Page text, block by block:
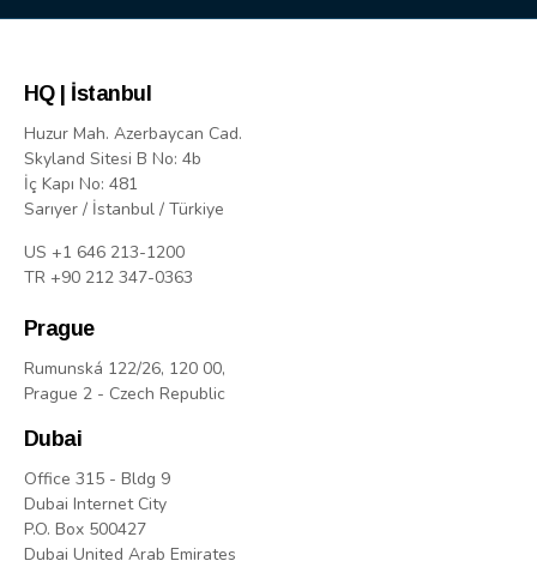
HQ | İstanbul
Huzur Mah. Azerbaycan Cad.
Skyland Sitesi B No: 4b
İç Kapı No: 481
Sarıyer / İstanbul / Türkiye
US +1 646 213-1200
TR +90 212 347-0363
Prague
Rumunská 122/26, 120 00,
Prague 2 - Czech Republic
Dubai
Office 315 - Bldg 9
Dubai Internet City
P.O. Box 500427
Dubai United Arab Emirates